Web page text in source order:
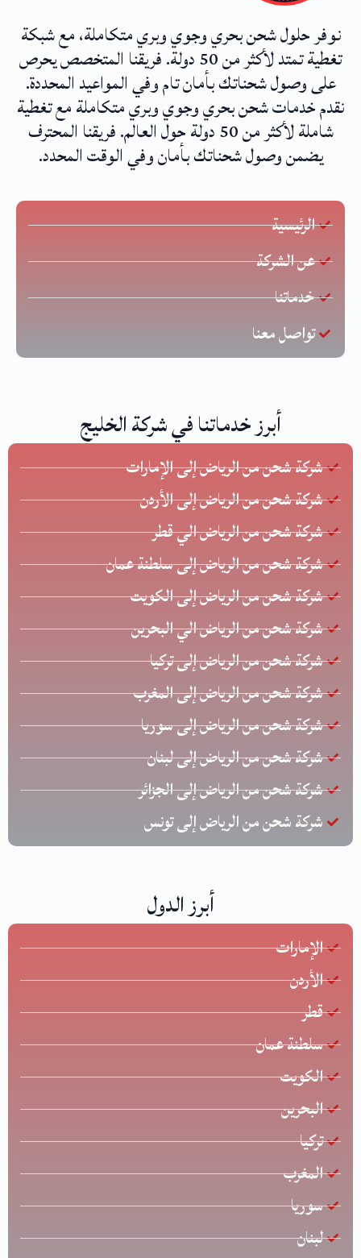
نوفر حلول شحن بحري وجوي وبري متكاملة، مع شبكة
تغطية تمتد لأكثر من 50 دولة. فريقنا المتخصص يحرص
على وصول شحناتك بأمان تام وفي المواعيد المحددة.
نقدم خدمات شحن بحري وجوي وبري متكاملة مع تغطية
شاملة لأكثر من 50 دولة حول العالم. فريقنا المحترف
يضمن وصول شحناتك بأمان وفي الوقت المحدد.
الرئيسية
عن الشركة
خدماتنا
تواصل معنا
أبرز خدماتنا في شركة الخليج
شركة شحن من الرياض إلى الإمارات
شركة شحن من الرياض إلى الأردن
شركة شحن من الرياض الي قطر
شركة شحن من الرياض إلى سلطنة عمان
شركة شحن من الرياض إلى الكويت
شركة شحن من الرياض الي البحرين
شركة شحن من الرياض إلى تركيا
شركة شحن من الرياض إلى المغرب
شركة شحن من الرياض إلى سوريا
شركة شحن من الرياض إلى لبنان
شركة شحن من الرياض إلى الجزائر
شركة شحن من الرياض إلى تونس
أبرز الدول
الإمارات
الأردن
قطر
سلطنة عمان
الكويت
البحرين
تركيا
المغرب
سوريا
لبنان